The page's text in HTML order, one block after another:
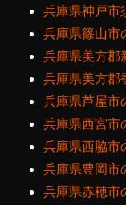
兵庫県神戸市
兵庫県篠山市
兵庫県美方郡
兵庫県美方郡
兵庫県芦屋市
兵庫県西宮市
兵庫県西脇市
兵庫県豊岡市
兵庫県赤穂市